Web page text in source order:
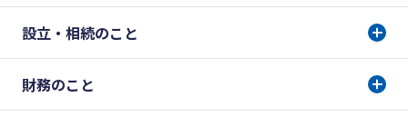
設立・相続のこと
財務のこと